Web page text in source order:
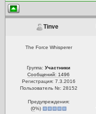
Tinve
The Force Whisperer
Группа:Участники
Сообщений: 1496
Регистрация: 7.3.2016
Пользователь №: 28152
Предупреждения:
(0%)